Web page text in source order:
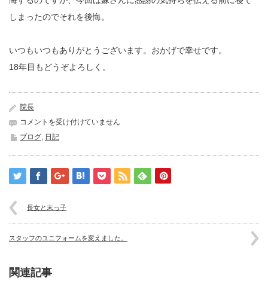
しまったのでそれを後悔。
いつもいつもありがとうございます。おかげで幸せです。
18年目もどうぞよろしく。
院長
お
祝
続
き
は
コメントを受け付けていません
ブログ, 日記
長女と末っ子
スタッフのユニフォームを変えました。
関連記事